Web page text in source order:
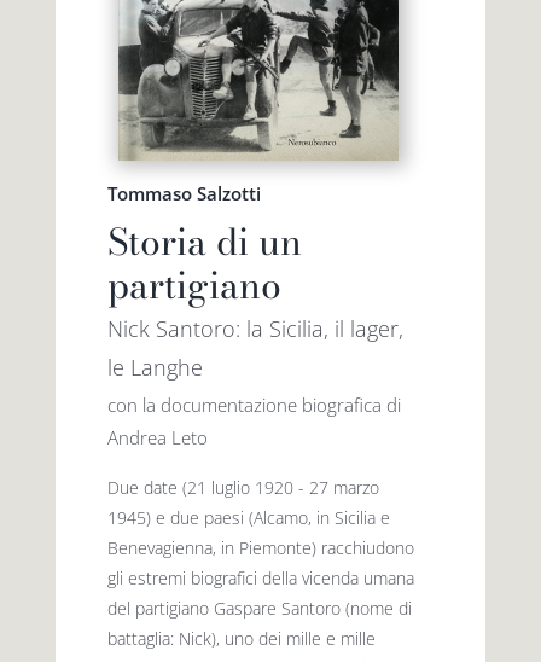
Tommaso Salzotti
Storia di un
partigiano
Nick Santoro: la Sicilia, il lager,
le Langhe
con la documentazione biografica di
Andrea Leto
Due date (21 luglio 1920 - 27 marzo
1945) e due paesi (Alcamo, in Sicilia e
Benevagienna, in Piemonte) racchiudono
gli estremi biografici della vicenda umana
del partigiano Gaspare Santoro (nome di
battaglia: Nick), uno dei mille e mille